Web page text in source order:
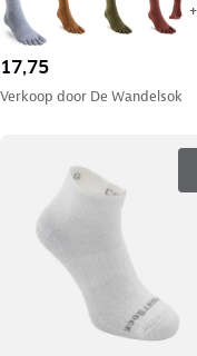
+
17,75
Verkoop door De Wandelsok